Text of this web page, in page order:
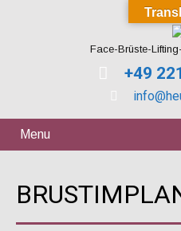
Face-Brüste-
+49
Menu